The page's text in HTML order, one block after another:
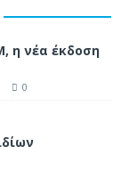
η νέα έκδοση
0